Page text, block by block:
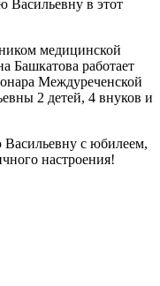
Васильевну в этот
медицинской
Башкатова работает
Междуреченской
2 детей, 4 внуков и
Васильевну с юбилеем,
настроения!